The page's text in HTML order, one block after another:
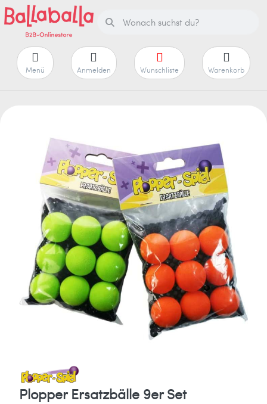
Menü Anmelden Wunschliste Warenkorb
Plopper Ersatzbälle 9er Set